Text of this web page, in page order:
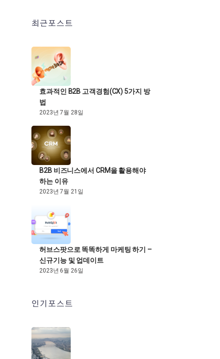
최근포스트
효과적인 B2B 고객경험(CX) 5가지 방
법
2023년 7월 28일
B2B 비즈니스에서 CRM을 활용해야
하는 이유
2023년 7월 21일
허브스팟으로 똑똑하게 마케팅 하기 –
신규기능 및 업데이트
2023년 6월 26일
인기포스트